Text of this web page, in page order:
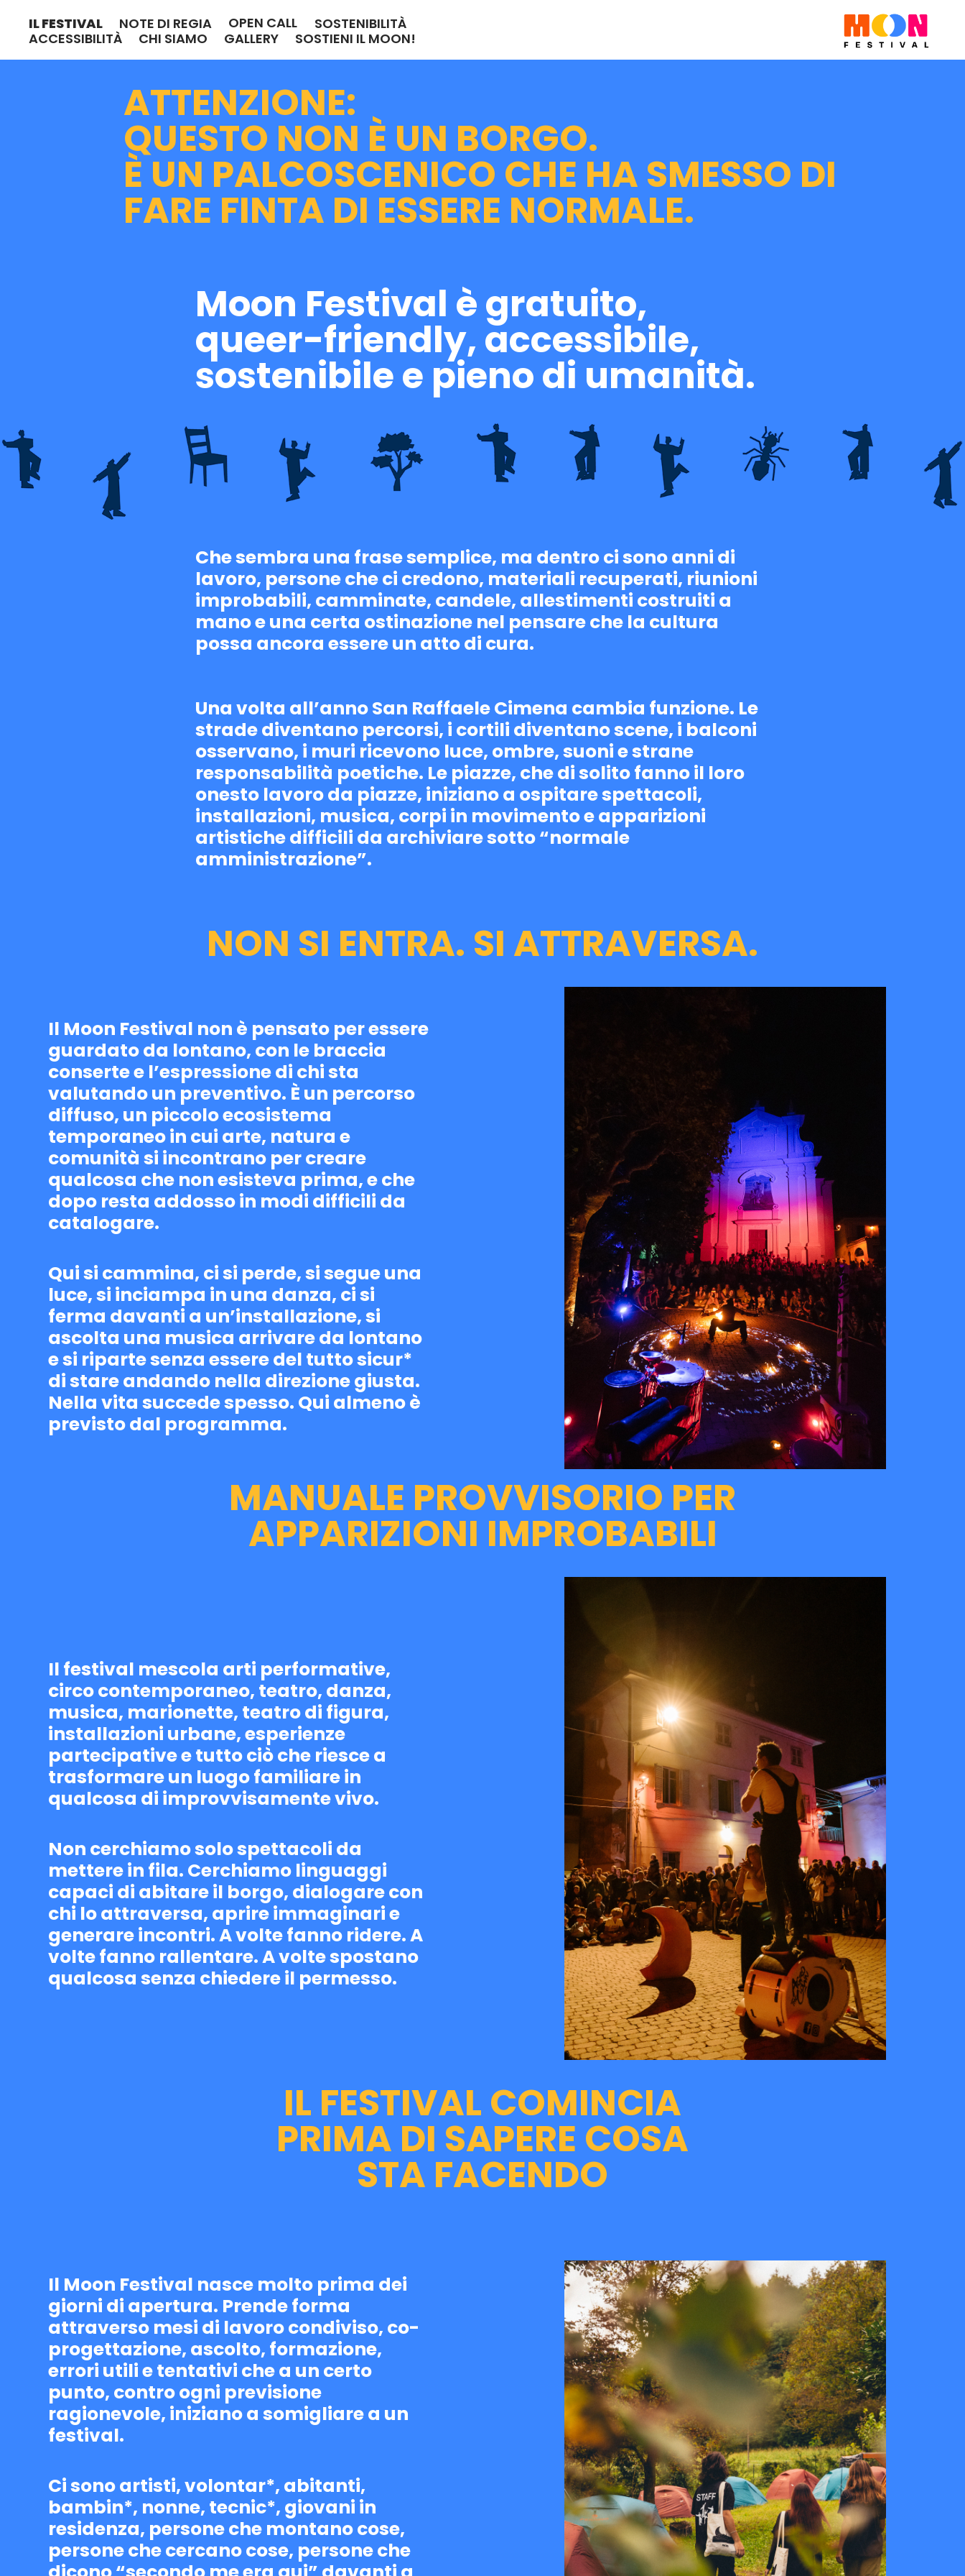
IL FESTIVAL NOTE DI REGIA OPEN CALL SOSTENIBILITÀ
ACCESSIBILITÀ CHI SIAMO GALLERY SOSTIENI IL MOON!
ATTENZIONE:
QUESTO NON È UN BORGO.
È UN PALCOSCENICO CHE HA SMESSO DI
FAREFINTA DI ESSERE NORMALE.
Moon Festival è gratuito,
queer-friendly, accessibile,
sostenibile e pieno di umanità.
Che sembra una frase semplice, ma dentro ci sono anni di
lavoro, persone che ci credono, materiali recuperati, riunioni
improbabili, camminate, candele, allestimenti costruiti a
mano e una certa ostinazione nel pensare che la cultura
possa ancora essere un atto di cura.​​​​​​​
Una volta all’anno San Raffaele Cimena cambia funzione. Le
strade diventano percorsi, i cortili diventano scene, i balconi
osservano, i muri ricevono luce, ombre, suoni e strane
responsabilità poetiche. Le piazze, che di solito fanno il loro
onesto lavoro da piazze, iniziano a ospitare spettacoli,
installazioni, musica, corpi in movimento e apparizioni
artistiche difficili da archiviare sotto “normale
amministrazione”.
NON SI ENTRA. SI ATTRAVERSA.
Il Moon Festival non è pensato per essere
guardato da lontano, con le braccia
conserte e l’espressione di chi sta
valutando un preventivo. È un percorso
diffuso, un piccolo ecosistema
temporaneo in cui arte, natura e
comunità si incontrano per creare
qualcosa che non esisteva prima, e che
dopo resta addosso in modi difficili da
catalogare.
Qui si cammina, ci si perde, si segue una
luce, si inciampa in una danza, ci si
ferma davanti a un’installazione, si
ascolta una musica arrivare da lontano
e si riparte senza essere del tutto sicur*
di stare andando nella direzione giusta.
Nella vita succede spesso. Qui almeno è
previsto dal programma.
MANUALE PROVVISORIO PER
APPARIZIONI IMPROBABILI​​​​​​​
Il festival mescola arti performative,
circo contemporaneo, teatro, danza,
musica, marionette, teatro di figura,
installazioni urbane, esperienze
partecipative e tutto ciò che riesce a
trasformare un luogo familiare in
qualcosa di improvvisamente vivo.
Non cerchiamo solo spettacoli da
mettere in fila. Cerchiamo linguaggi
capaci di abitare il borgo, dialogare con
chi lo attraversa, aprire immaginari e
generare incontri. A volte fanno ridere. A
volte fanno rallentare. A volte spostano
qualcosa senza chiedere il permesso.
IL FESTIVAL COMINCIA
PRIMA DI SAPERE COSA
STA FACENDO
Il Moon Festival nasce molto prima dei
giorni di apertura. Prende forma
attraverso mesi di lavoro condiviso, co-
progettazione, ascolto, formazione,
errori utili e tentativi che a un certo
punto, contro ogni previsione
ragionevole, iniziano a somigliare a un
festival.
Ci sono artisti, volontar*, abitanti,
bambin*, nonne, tecnic*, giovani in
residenza, persone che montano cose,
persone che cercano cose, persone che